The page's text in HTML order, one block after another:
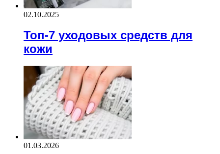
02.10.2025
Топ-7 уходовых средств для
кожи
01.03.2026